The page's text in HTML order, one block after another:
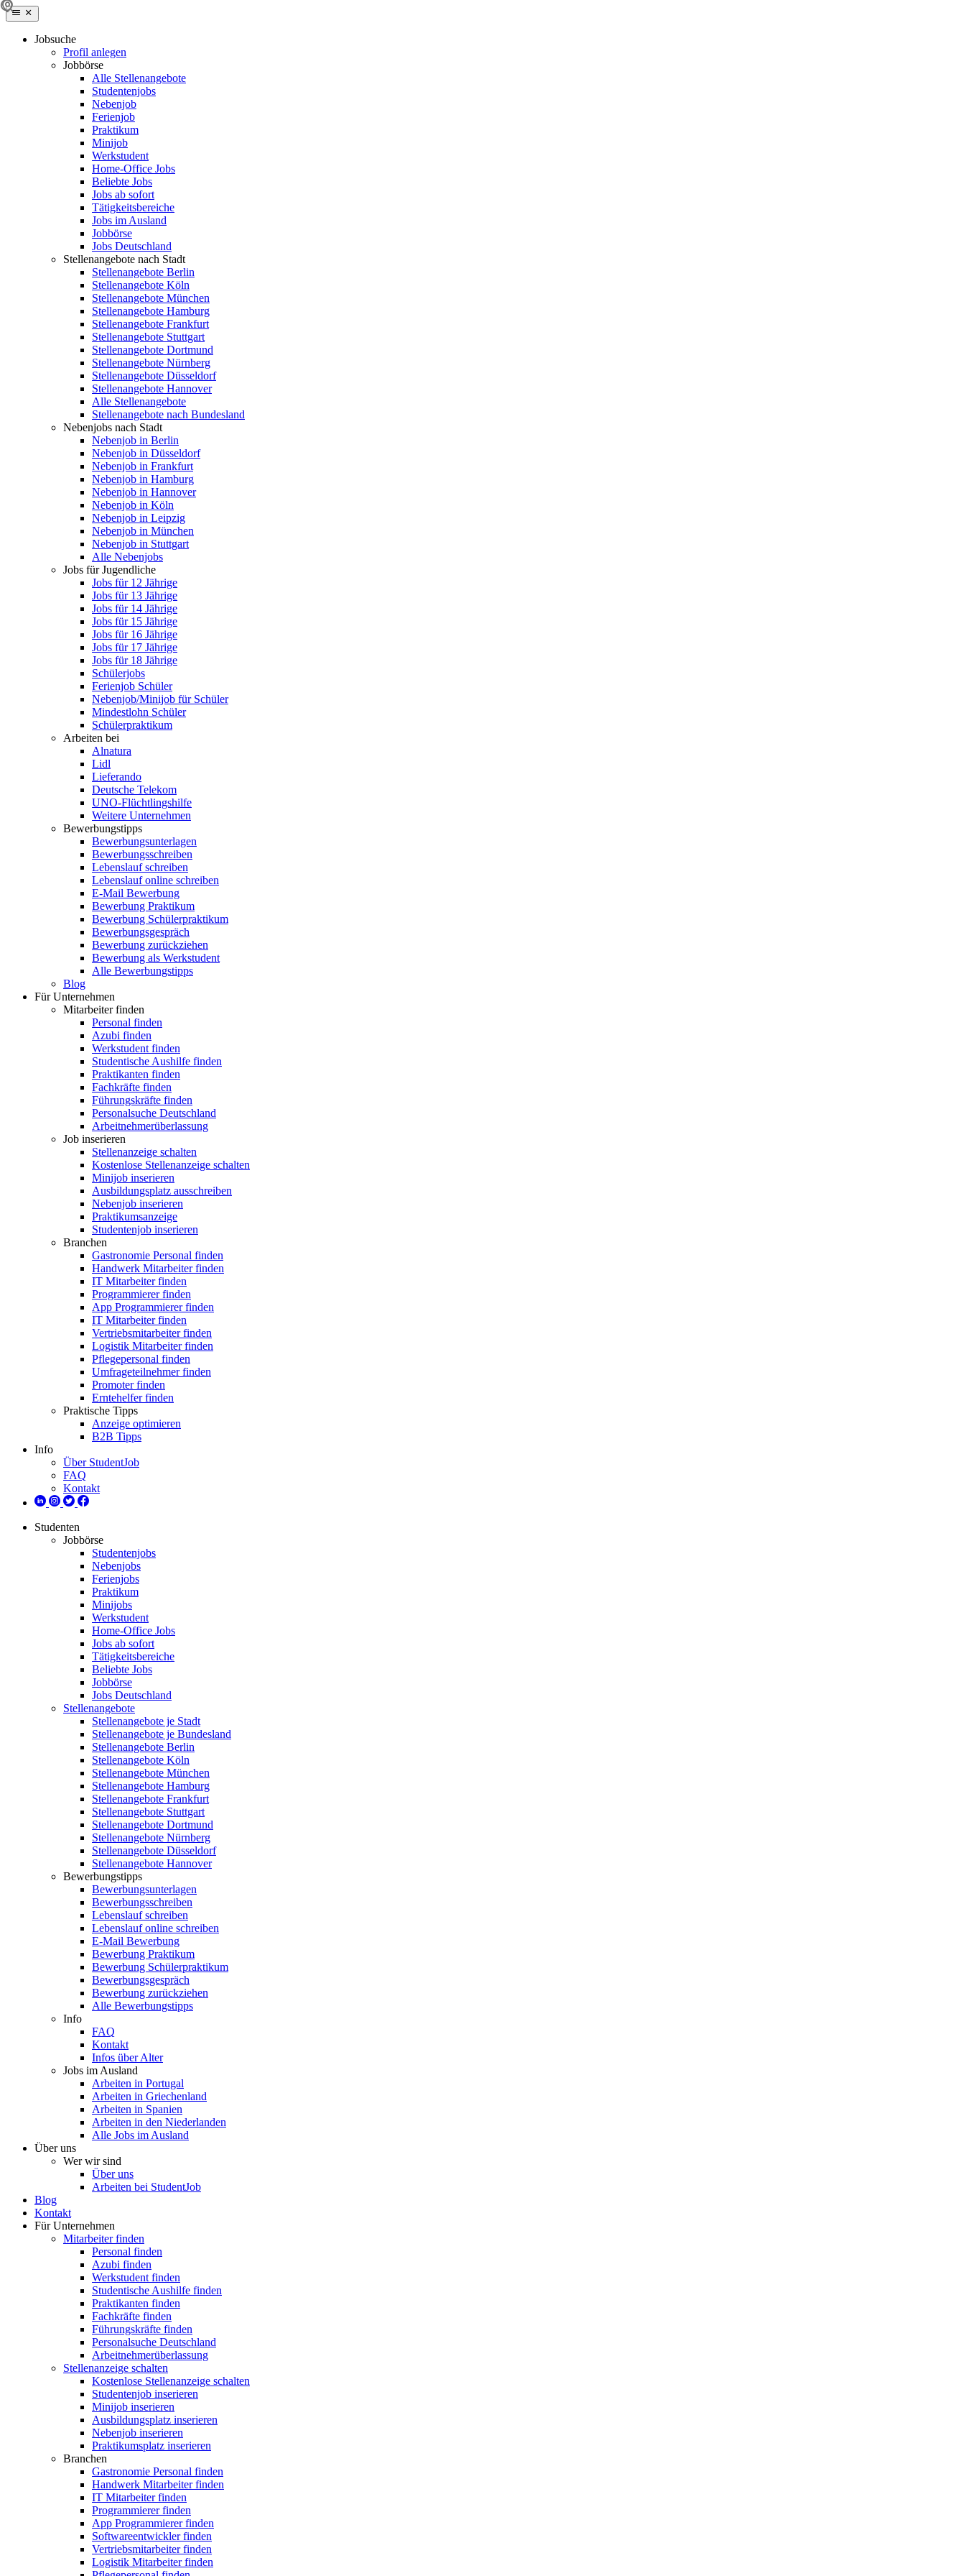
Jobsuche
Profil anlegen
Jobbörse
Alle Stellenangebote
Studentenjobs
Nebenjob
Ferienjob
Praktikum
Minijob
Werkstudent
Home-Office Jobs
Beliebte Jobs
Jobs ab sofort
Tätigkeitsbereiche
Jobs im Ausland
Jobbörse
Jobs Deutschland
Stellenangebote nach Stadt
Stellenangebote Berlin
Stellenangebote Köln
Stellenangebote München
Stellenangebote Hamburg
Stellenangebote Frankfurt
Stellenangebote Stuttgart
Stellenangebote Dortmund
Stellenangebote Nürnberg
Stellenangebote Düsseldorf
Stellenangebote Hannover
Alle Stellenangebote
Stellenangebote nach Bundesland
Nebenjobs nach Stadt
Nebenjob in Berlin
Nebenjob in Düsseldorf
Nebenjob in Frankfurt
Nebenjob in Hamburg
Nebenjob in Hannover
Nebenjob in Köln
Nebenjob in Leipzig
Nebenjob in München
Nebenjob in Stuttgart
Alle Nebenjobs
Jobs für Jugendliche
Jobs für 12 Jährige
Jobs für 13 Jährige
Jobs für 14 Jährige
Jobs für 15 Jährige
Jobs für 16 Jährige
Jobs für 17 Jährige
Jobs für 18 Jährige
Schülerjobs
Ferienjob Schüler
Nebenjob/Minijob für Schüler
Mindestlohn Schüler
Schülerpraktikum
Arbeiten bei
Alnatura
Lidl
Lieferando
Deutsche Telekom
UNO-Flüchtlingshilfe
Weitere Unternehmen
Bewerbungstipps
Bewerbungsunterlagen
Bewerbungsschreiben
Lebenslauf schreiben
Lebenslauf online schreiben
E-Mail Bewerbung
Bewerbung Praktikum
Bewerbung Schülerpraktikum
Bewerbungsgespräch
Bewerbung zurückziehen
Bewerbung als Werkstudent
Alle Bewerbungstipps
Blog
Für Unternehmen
Mitarbeiter finden
Personal finden
Azubi finden
Werkstudent finden
Studentische Aushilfe finden
Praktikanten finden
Fachkräfte finden
Führungskräfte finden
Personalsuche Deutschland
Arbeitnehmerüberlassung
Job inserieren
Stellenanzeige schalten
Kostenlose Stellenanzeige schalten
Minijob inserieren
Ausbildungsplatz ausschreiben
Nebenjob inserieren
Praktikumsanzeige
Studentenjob inserieren
Branchen
Gastronomie Personal finden
Handwerk Mitarbeiter finden
IT Mitarbeiter finden
Programmierer finden
App Programmierer finden
IT Mitarbeiter finden
Vertriebsmitarbeiter finden
Logistik Mitarbeiter finden
Pflegepersonal finden
Umfrageteilnehmer finden
Promoter finden
Erntehelfer finden
Praktische Tipps
Anzeige optimieren
B2B Tipps
Info
Über StudentJob
FAQ
Kontakt
Studenten
Jobbörse
Studentenjobs
Nebenjobs
Ferienjobs
Praktikum
Minijobs
Werkstudent
Home-Office Jobs
Jobs ab sofort
Tätigkeitsbereiche
Beliebte Jobs
Jobbörse
Jobs Deutschland
Stellenangebote
Stellenangebote je Stadt
Stellenangebote je Bundesland
Stellenangebote Berlin
Stellenangebote Köln
Stellenangebote München
Stellenangebote Hamburg
Stellenangebote Frankfurt
Stellenangebote Stuttgart
Stellenangebote Dortmund
Stellenangebote Nürnberg
Stellenangebote Düsseldorf
Stellenangebote Hannover
Bewerbungstipps
Bewerbungsunterlagen
Bewerbungsschreiben
Lebenslauf schreiben
Lebenslauf online schreiben
E-Mail Bewerbung
Bewerbung Praktikum
Bewerbung Schülerpraktikum
Bewerbungsgespräch
Bewerbung zurückziehen
Alle Bewerbungstipps
Info
FAQ
Kontakt
Infos über Alter
Jobs im Ausland
Arbeiten in Portugal
Arbeiten in Griechenland
Arbeiten in Spanien
Arbeiten in den Niederlanden
Alle Jobs im Ausland
Über uns
Wer wir sind
Über uns
Arbeiten bei StudentJob
Blog
Kontakt
Für Unternehmen
Mitarbeiter finden
Personal finden
Azubi finden
Werkstudent finden
Studentische Aushilfe finden
Praktikanten finden
Fachkräfte finden
Führungskräfte finden
Personalsuche Deutschland
Arbeitnehmerüberlassung
Stellenanzeige schalten
Kostenlose Stellenanzeige schalten
Studentenjob inserieren
Minijob inserieren
Ausbildungsplatz inserieren
Nebenjob inserieren
Praktikumsplatz inserieren
Branchen
Gastronomie Personal finden
Handwerk Mitarbeiter finden
IT Mitarbeiter finden
Programmierer finden
App Programmierer finden
Softwareentwickler finden
Vertriebsmitarbeiter finden
Logistik Mitarbeiter finden